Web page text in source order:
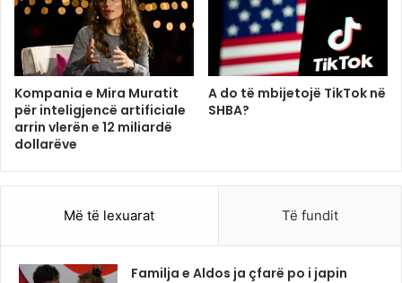
Kompania e Mira Muratit
për inteligjencë artificiale
arrin vlerën e 12 miliardë
dollarëve
A do të mbijetojë TikTok në
SHBA?
Më të lexuarat Të fundit
Familja e Aldos ja çfarë po i japin